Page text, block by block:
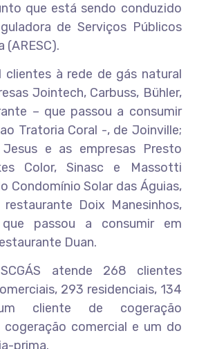
que está sendo conduzido
de Serviços Públicos
(ARESC).
clientes à rede de gás natural
Jointech, Carbuss, Bühler,
– que passou a consumir
Tratoria Coral -, de Joinville;
e as empresas Presto
Color, Sinasc e Massotti
Condomínio Solar das Águias,
Doix Manesinhos,
passou a consumir em
Duan.
atende 268 clientes
293 residenciais, 134
cliente de cogeração
cogeração comercial e um do
prima.